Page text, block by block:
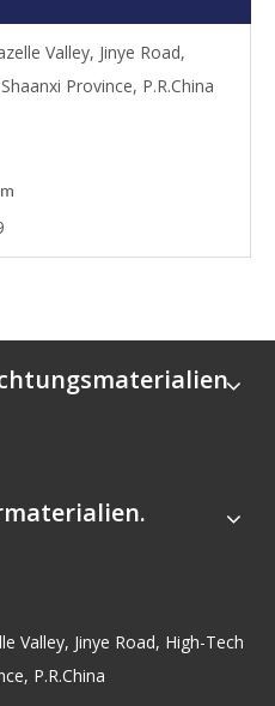
Valley, Jinye Road,
Province, P.R.China
Valley, Jinye Road, High-Tech
P.R.China